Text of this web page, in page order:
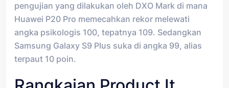
pengujian yang dilakukan oleh DXO Mark di mana
Huawei P20 Pro memecahkan rekor melewati
angka psikologis 100, tepatnya 109. Sedangkan
Samsung Galaxy S9 Plus suka di angka 99, alias
terpaut 10 poin.